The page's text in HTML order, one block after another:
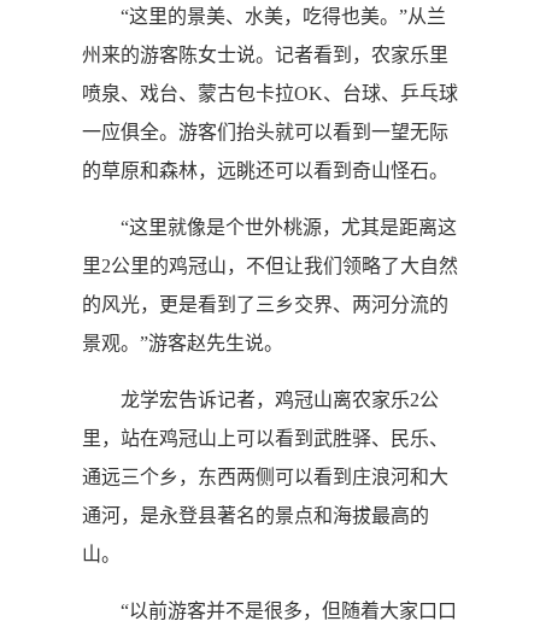
“这里的景美、水美，吃得也美。”从兰
州来的游客陈女士说。记者看到，农家乐里
喷泉、戏台、蒙古包卡拉OK、台球、乒乓球
一应俱全。游客们抬头就可以看到一望无际
的草原和森林，远眺还可以看到奇山怪石。
“这里就像是个世外桃源，尤其是距离这
里2公里的鸡冠山，不但让我们领略了大自然
的风光，更是看到了三乡交界、两河分流的
景观。”游客赵先生说。
龙学宏告诉记者，鸡冠山离农家乐2公
里，站在鸡冠山上可以看到武胜驿、民乐、
通远三个乡，东西两侧可以看到庄浪河和大
通河，是永登县著名的景点和海拔最高的
山。
“以前游客并不是很多，但随着大家口口